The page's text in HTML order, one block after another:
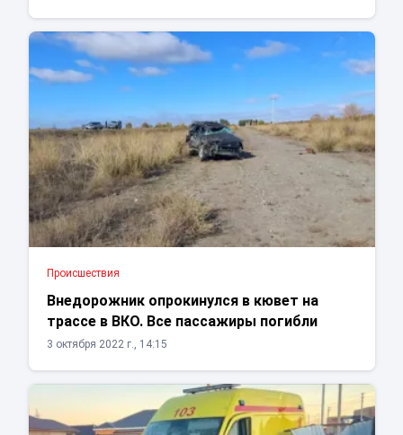
Проиcшествия
Внедорожник опрокинулся в кювет на
трассе в ВКО. Все пассажиры погибли
3 октября 2022 г., 14:15